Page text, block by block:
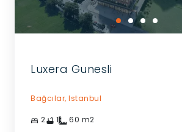
Luxera Gunesli
Bağcılar, Istanbul
2 1 60 m2